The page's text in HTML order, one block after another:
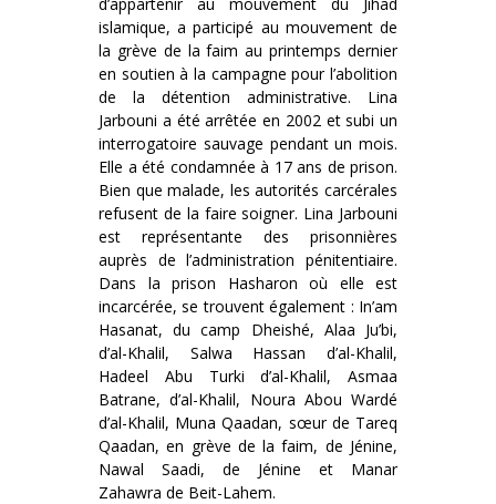
islamique, a participé au mouvement de
la grève de la faim au printemps dernier
en soutien à la campagne pour l’abolition
de la détention administrative. Lina
Jarbouni a été arrêtée en 2002 et subi un
interrogatoire sauvage pendant un mois.
Elle a été condamnée à 17 ans de prison.
Bien que malade, les autorités carcérales
refusent de la faire soigner. Lina Jarbouni
est représentante des prisonnières
auprès de l’administration pénitentiaire.
Dans la prison Hasharon où elle est
incarcérée, se trouvent également : In’am
Hasanat, du camp Dheishé, Alaa Ju’bi,
d’al-Khalil, Salwa Hassan d’al-Khalil,
Hadeel Abu Turki d’al-Khalil, Asmaa
Batrane, d’al-Khalil, Noura Abou Wardé
d’al-Khalil, Muna Qaadan, sœur de Tareq
Qaadan, en grève de la faim, de Jénine,
Nawal Saadi, de Jénine et Manar
Zahawra de Beit-Lahem.